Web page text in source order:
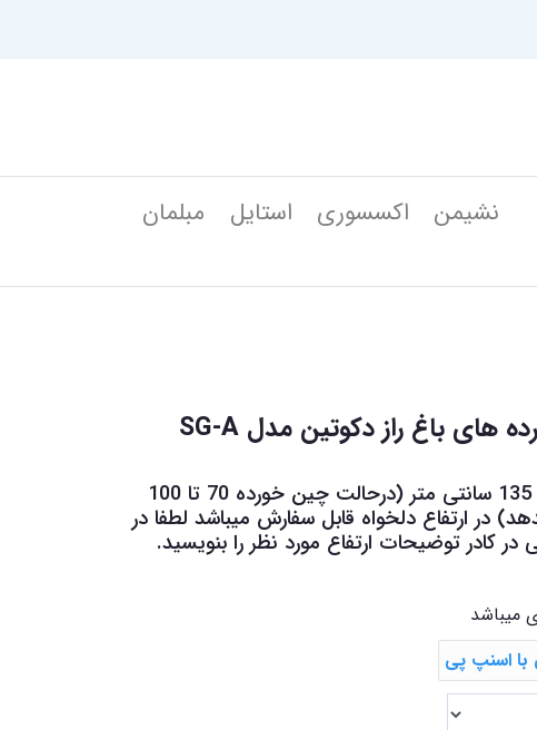
نشیمن اکسسوری استایل مبلمان
عرض پرده های دکوتین 135 سانتی متر (درحالت چین خورده 70 تا 100
در ارتفاع دلخواه قابل سفارش میباشد لطفا در
کادر توضیحات ارتفاع مورد نظر را بنویسید.
میباشد